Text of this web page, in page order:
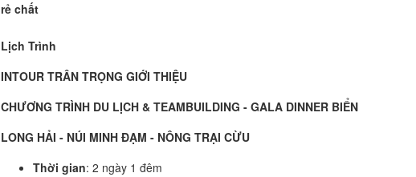
rẻ chất
Lịch Trình
INTOUR TRÂN TRỌNG GIỚI THIỆU
CHƯƠNG TRÌNH DU LỊCH & TEAMBUILDING - GALA DINNER BIỂN
LONG HẢI - NÚI MINH ĐẠM - NÔNG TRẠI CỪU
Thời gian: 2 ngày 1 đêm